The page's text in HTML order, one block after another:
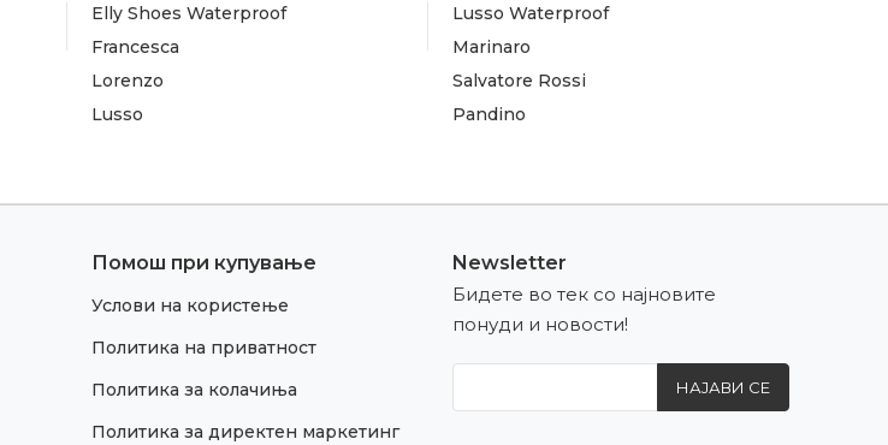
Elly Shoes Waterproof
Francesca
Lorenzo
Lusso
Lusso Waterproof
Marinaro
Salvatore Rossi
Pandino
Помош при купување
Услови на користење
Политика на приватност
Политика за колачиња
Политика за директен маркетинг
Newsletter
Бидете во тек со најновите
понуди и новости!
НАЈАВИ СЕ